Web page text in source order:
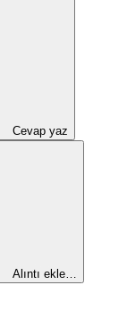
Cevap yaz
Alıntı ekle…